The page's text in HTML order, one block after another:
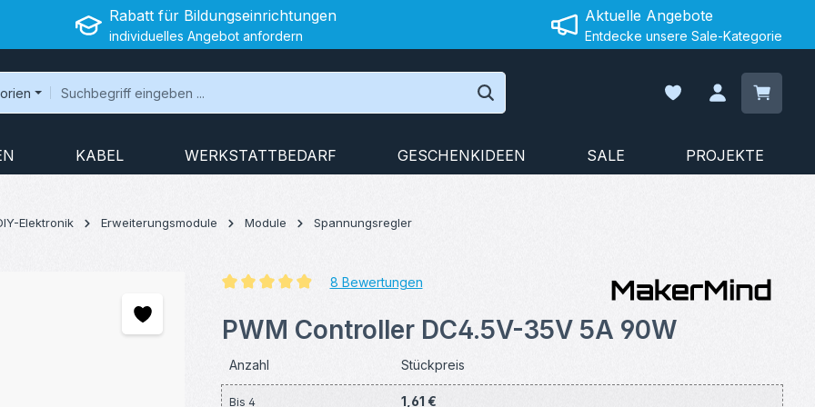
Rabatt für Bildungseinrichtungen
individuelles Angebot anfordern
Aktuelle Angebote
Entdecke unsere Sale-Kategorie
Du hast 0 Produkte
KABEL WERKSTATTBEDARF GESCHENKIDEEN SALE PROJEKTE
Elektronik Erweiterungsmodule Module Spannungsregler
8 Bewertungen
PWM Controller DC4.5V-35V 5A 90W
Anzahl Stückpreis
Bis 4 1,61 €